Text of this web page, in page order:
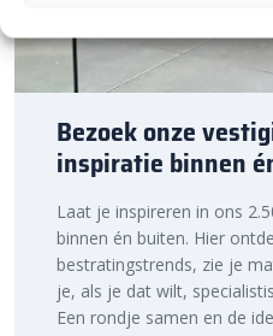
Bezoek onze
inspiratie binnen
Laat je inspireren in ons
binnen én buiten. Hier
bestratingstrends, zie je
je, als je dat wilt,
Een rondje samen en de